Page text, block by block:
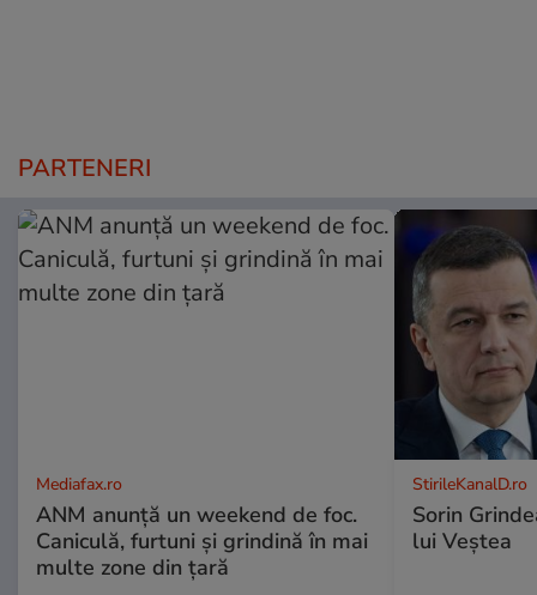
PARTENERI
Mediafax.ro
ANM anunță un weekend de foc.
Caniculă, furtuni și grindină în mai
multe zone din țară
StirileKanalD.ro
Sorin
lui Veștea